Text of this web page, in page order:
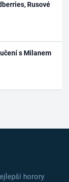
Rusové
s Milanem
horory